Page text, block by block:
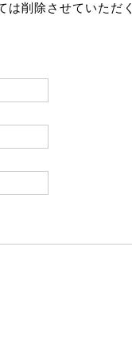
は削除させていただく